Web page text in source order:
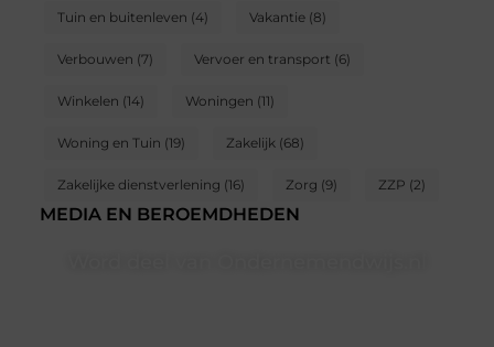
Tuin en buitenleven (4) Vakantie(8)
Verbouwen (7) Vervoer en transport (6)
Winkelen (14) Woningen (11)
Woning en Tuin (19) Zakelijk (68)
Zakelijke dienstverlening (16) Zorg (9) ZZP (2)
MEDIA EN BEROEMDHEDEN